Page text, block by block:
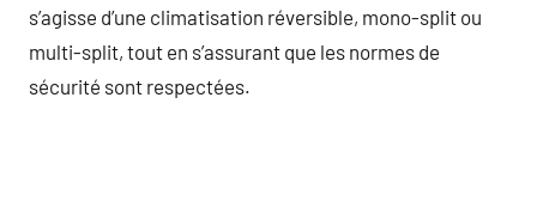
s’agisse d’une climatisation réversible, mono-split ou
multi-split, tout en s’assurant que les normes de
sécurité sont respectées.